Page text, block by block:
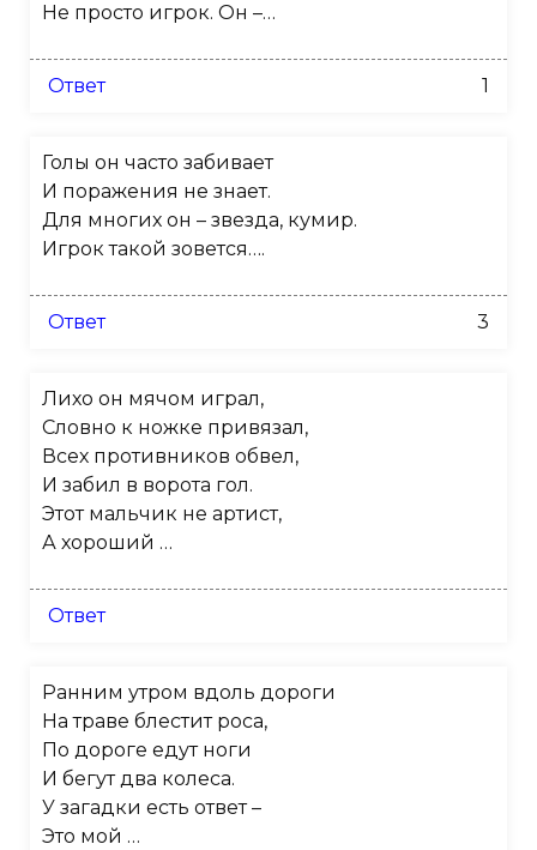
Не просто игрок. Он –…
Ответ 1
Голы он часто забивает
И поражения не знает.
Для многих он – звезда, кумир.
Игрок такой зовется….
Ответ 3
Лихо он мячом играл,
Словно к ножке привязал,
Всех противников обвел,
И забил в ворота гол.
Этот мальчик не артист,
А хороший …
Ответ
Ранним утром вдоль дороги
На траве блестит роса,
По дороге едут ноги
И бегут два колеса.
У загадки есть ответ –
Это мой …